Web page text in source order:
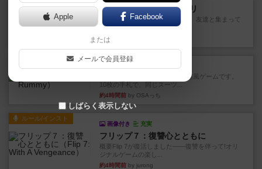
レビュー ナンジャモンジャ・ミドリ
私は吃音を持っているのですが、友達と集まって
このゲームをした際、3ゲー...
約2時間前
トランプで遊べる2人対戦の麻雀風ゲームです。
10枚の手札で、同じスーツ...
約4時間前 by OSAっち
ルール/インスト
画像付き 充実
フリップ７：復讐心とともに
概要Flip 7が復活しました――復讐を伴って!オリ
ジナルゲームの楽し...
約4時間前 by jurong
Apple Facebook
または
メールで会員登録
しばらく表示しない